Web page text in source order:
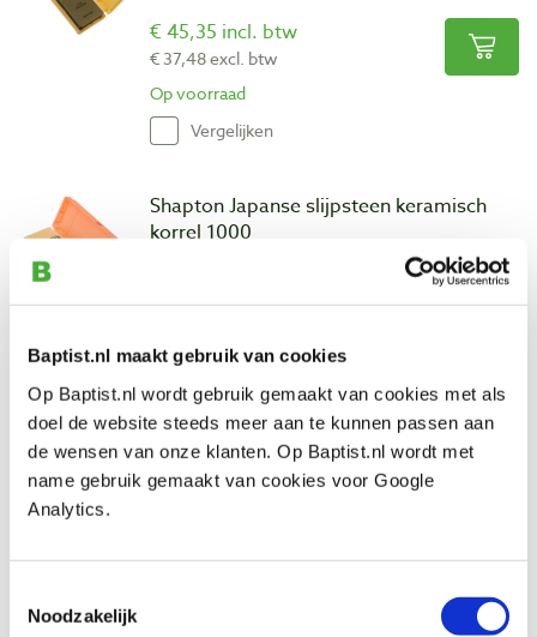
Baptist.nl maakt gebruik van cookies
Op Baptist.nl wordt gebruik gemaakt van cookies met als
doel de website steeds meer aan te kunnen passen aan
de wensen van onze klanten. Op Baptist.nl wordt met
name gebruik gemaakt van cookies voor Google
Analytics.
Noodzakelijk
€ 45,35 incl. btw
€ 37,48 excl. btw
Op voorraad
Vergelijken
Shapton Japanse slijpsteen keramisch
korrel 1000
€ 46,45 incl. btw
Niet op voorraad, mail ons voor de levertijd
Vergelijken
Shapton Japanse glas slijpsteen